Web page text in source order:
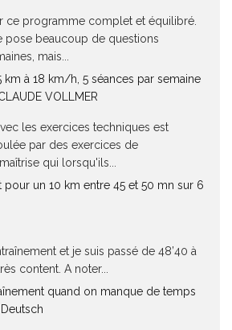
ce programme complet et équilibré.
pose beaucoup de questions
mais...
km à 18 km/h, 5 séances par semaine
VOLLMER
les exercices techniques est
par des exercices de
qui lorsqu'ils...
pour un 10 km entre 45 et 50 mn sur 6
et je suis passé de 48’40 à
content. A noter...
quand on manque de temps